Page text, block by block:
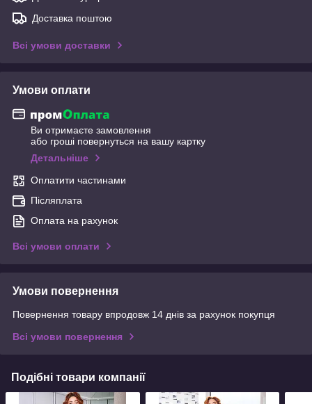
Доставка поштою
Всі умови доставки
Умови оплати
Ви отримаєте замовлення
або гроші повернуться на вашу картку
Детальніше
Оплатити частинами
Післяплата
Оплата на рахунок
Всі умови оплати
Умови повернення
Повернення товару впродовж 14 днів за рахунок покупця
Всі умови повернення
Подібні товари компанії